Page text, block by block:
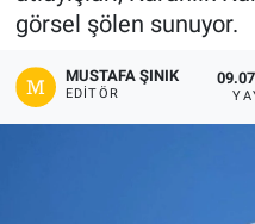
görsel şölen sunuyor.
MUSTAFA ŞINIK
EDITÖR
Kültür-Sanat
Magazin
Politika